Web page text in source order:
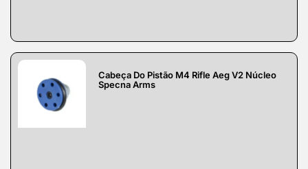
Cabeça Do Pistão M4 Rifle Aeg V2 Núcleo
Specna Arms